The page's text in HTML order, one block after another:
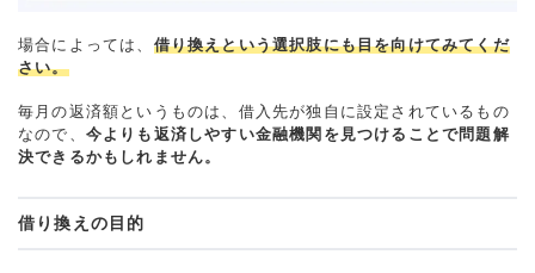
場合によっては、 借り換えという選択肢にも目を向けてみてくだ
さい。
毎月の返済額というものは、借入先が独自に設定されているもの
なので、 今よりも返済しやすい金融機関を見つけることで問題解
決できるかもしれません。
借り換えの目的